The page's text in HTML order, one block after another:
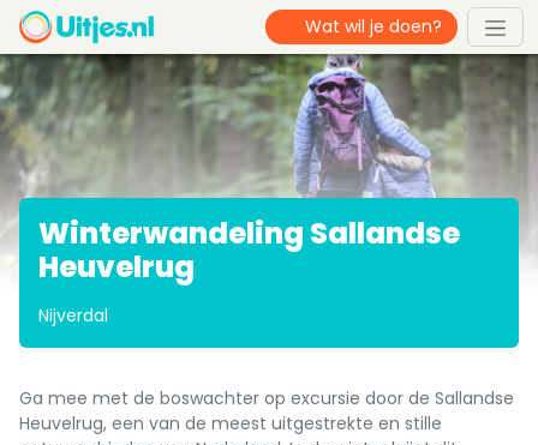
Winterwandeling Sallandse
Heuvelrug
Nijverdal
Ga mee met de boswachter op excursie door de Sallandse
Heuvelrug, een van de meest uitgestrekte en stille